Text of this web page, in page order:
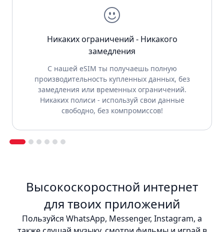
Никаких ограничений - Никакого
замедления
С нашей eSIM ты получаешь полную
производительность купленных данных, без
замедления или временных ограничений.
Никаких полиси - используй свои данные
свободно, без компромиссов!
Высокоскоростной интернет
для твоих приложений
Пользуйся WhatsApp, Messenger, Instagram, а